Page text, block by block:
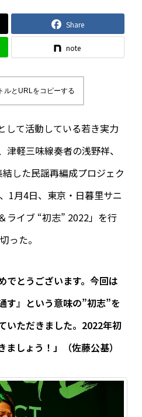
Share
note
ルとURLをコピーする
して活動している若き実力
軽三味線奏者の浅野祥、
した民謡再編成プロジェク
1月4日、東京・日暮里サニ
ライブ “初志” 2022」を行
った。
でとうございます。今回は
す』という意味の”初志”を
いただきました。2022年初
しょう！」（佐藤公基）